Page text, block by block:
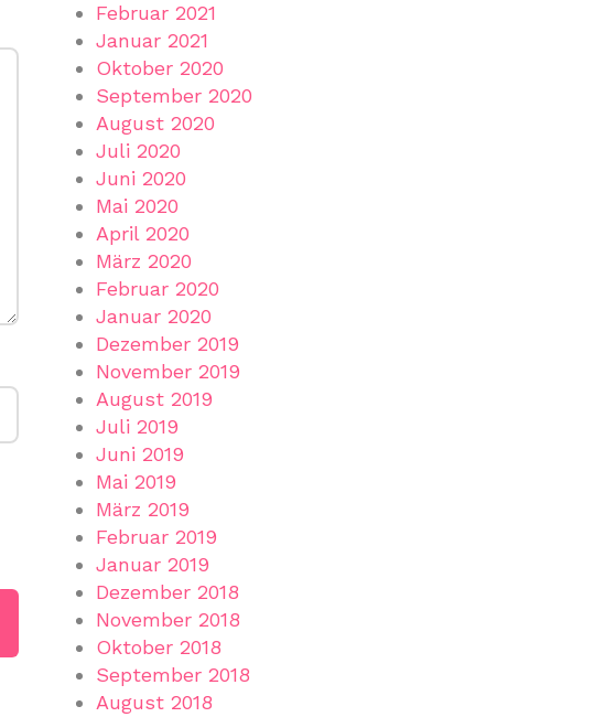
Februar 2021
Januar 2021
Oktober 2020
September 2020
August 2020
Juli 2020
Juni 2020
Mai 2020
April 2020
März 2020
Februar 2020
Januar 2020
Dezember 2019
November 2019
August 2019
Juli 2019
Juni 2019
Mai 2019
März 2019
Februar 2019
Januar 2019
Dezember 2018
November 2018
Oktober 2018
September 2018
August 2018